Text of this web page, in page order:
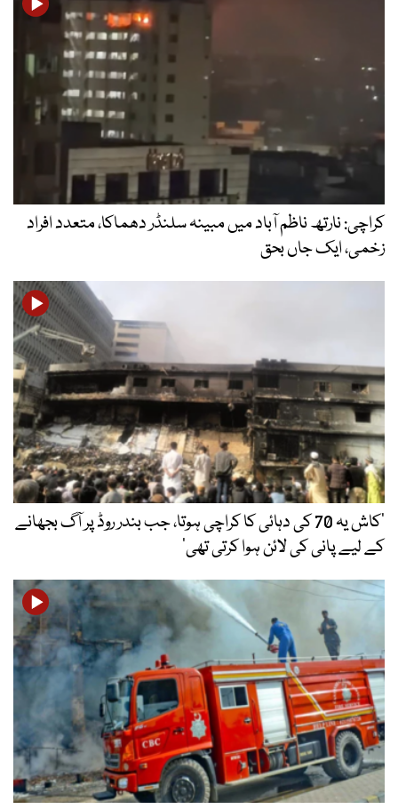
کراچی: نارتھ ناظم آباد میں مبینہ سلنڈر دھماکا، متعدد افراد
زخمی، ایک جاں بحق
’کاش یہ 70 کی دہائی کا کراچی ہوتا، جب بندر روڈ پر آگ بجھانے
کے لیے پانی کی لائن ہوا کرتی تھی‘